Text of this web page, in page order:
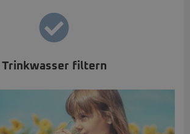
Trinkwasser filtern